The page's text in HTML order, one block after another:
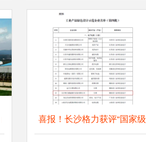
喜报！长沙格力获评“国家级